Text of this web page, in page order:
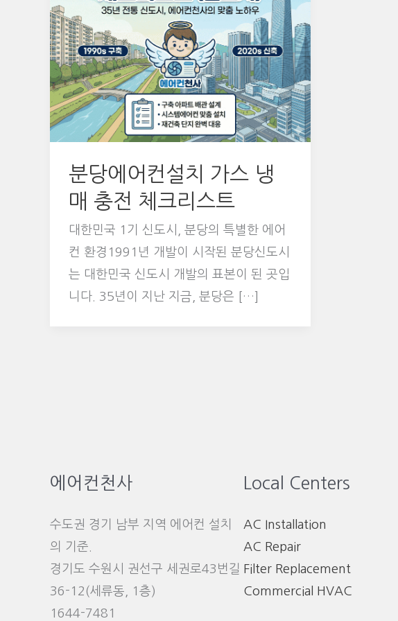
분당에어컨설치 가스 냉
매 충전 체크리스트
대한민국 1기 신도시, 분당의 특별한 에어
컨 환경1991년 개발이 시작된 분당신도시
는 대한민국 신도시 개발의 표본이 된 곳입
니다. 35년이 지난 지금, 분당은 […]
에어컨천사
수도권 경기 남부 지역 에어컨 설치
의 기준.
경기도 수원시 권선구 세권로43번길
36-12(세류동, 1층)
1644-7481
Local Centers
AC Installation
AC Repair
Filter Replacement
Commercial HVAC